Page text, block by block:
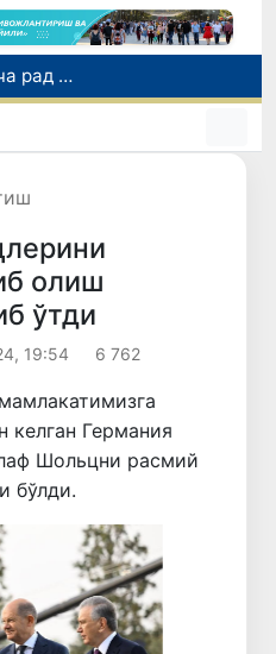
I ва II гуруҳ ногиронлиги бўлган фуқароларга пенсия проактив тарзда тайинланади
Бозорга чиқариладиган барча маҳсулотлар хавфсиз бўлиши шарт
олиш
ўтди
19:54 6 762
Германия
Шольцни расмий
бўлди.